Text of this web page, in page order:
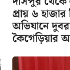
প্রায় ৬
অভিযানে
কৈগেড়িয়ার